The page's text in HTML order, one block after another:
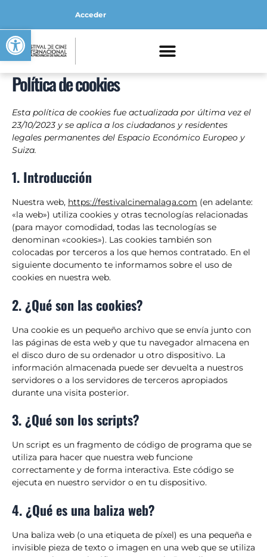
Abrir barra de herramientas
contenido
Acceder
Política de cookies
Esta política de cookies fue actualizada por última vez el
23/10/2023 y se aplica a los ciudadanos y residentes
legales permanentes del Espacio Económico Europeo y
Suiza.
1. Introducción
Nuestra web, https://festivalcinemalaga.com (en adelante:
«la web») utiliza cookies y otras tecnologías relacionadas
(para mayor comodidad, todas las tecnologías se
denominan «cookies»). Las cookies también son
colocadas por terceros a los que hemos contratado. En el
siguiente documento te informamos sobre el uso de
cookies en nuestra web.
2. ¿Qué son las cookies?
Una cookie es un pequeño archivo que se envía junto con
las páginas de esta web y que tu navegador almacena en
el disco duro de su ordenador u otro dispositivo. La
información almacenada puede ser devuelta a nuestros
servidores o a los servidores de terceros apropiados
durante una visita posterior.
3. ¿Qué son los scripts?
Un script es un fragmento de código de programa que se
utiliza para hacer que nuestra web funcione
correctamente y de forma interactiva. Este código se
ejecuta en nuestro servidor o en tu dispositivo.
4. ¿Qué es una baliza web?
Una baliza web (o una etiqueta de píxel) es una pequeña e
invisible pieza de texto o imagen en una web que se utiliza
service
service
service
service
service
service
service
service
service